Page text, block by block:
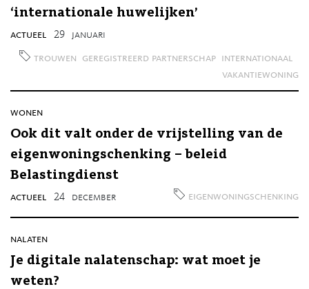
‘internationale huwelijken’
actueel 29 januari
trouwen geregistreerd partnerschap internationaal
vakantiewoning
wonen
Ook dit valt onder de vrijstelling van de
eigenwoningschenking – beleid
Belastingdienst
actueel 24 december eigenwoningschenking
nalaten
Je digitale nalatenschap: wat moet je
weten?